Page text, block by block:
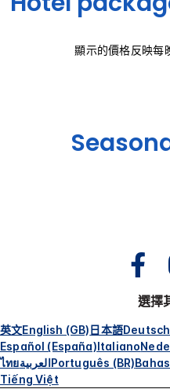
顯示的價格反映每
選擇
英文English (GB)日本語Deutsch
Español (España)Italiano
ไทยالعربيةPortuguês (BR)
Tiếng Việt